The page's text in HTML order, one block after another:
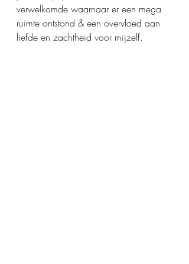
verwelkomde waarnaar er een mega
ruimte ontstond & een overvloed aan
liefde en zachtheid voor mijzelf.